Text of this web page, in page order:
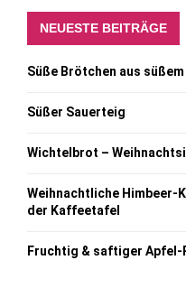
NEUESTE BEITRÄGE
Süße Brötchen aus
Süßer Sauerteig
Wichtelbrot –
Weihnachtliche
der Kaffeetafel
Fruchtig & saftiger Apfel-